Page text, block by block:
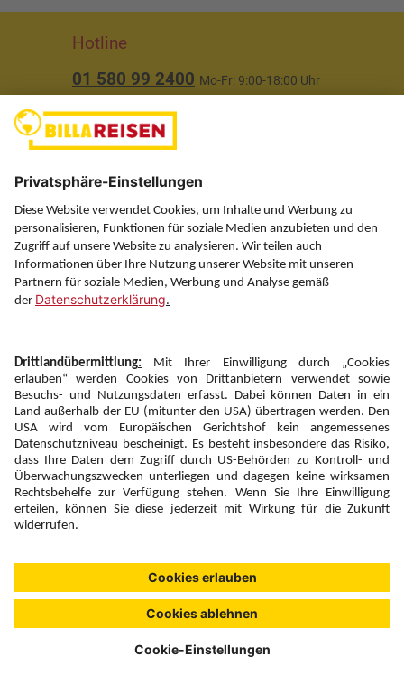
Hotline
01 580 99 2400 Mo-Fr: 9:00-18:00 Uhr
(ausgenommen Feiertage)
Über uns
Service
Information
Folgen Sie uns auf
Newsletter:
Anmelden
Fairness und
Unsere Inhalte: Standards und
Meldung
Copyright © 2026 DERTOUR Austria GmbH